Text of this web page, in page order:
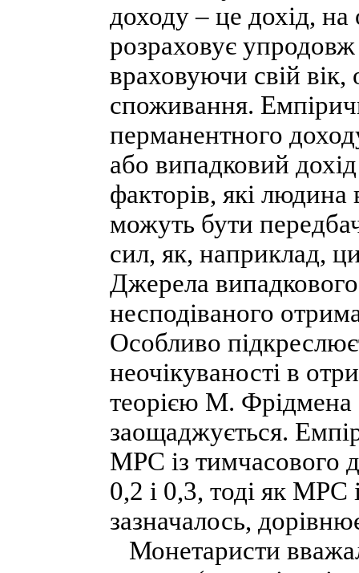
доходу – це дохід,
розраховує
враховуючи свій вік,
споживання.
перманентного
або випадковий
факторів, які
можуть бути
сил, як, наприклад,
Джерела
несподіваного
Особливо
неочікуваності в
теорією М. Фрідмена
заощаджується.
MPC із тимчасового
0,2 і 0,3, тоді як
зазначалось,
Монетаристи